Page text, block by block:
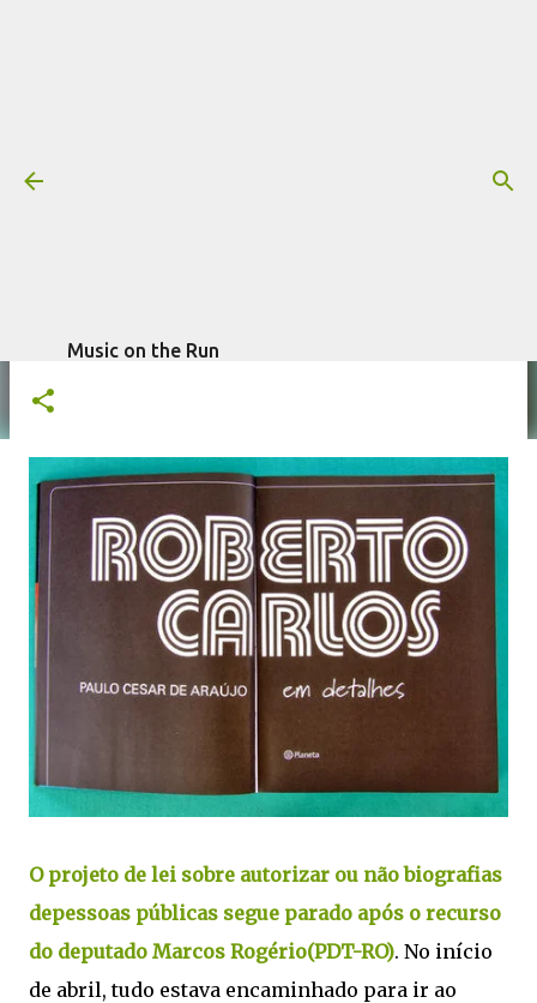
Music on the Run
Censura em detalhes
ROBERTO CARLOS escrito por
O projeto de lei sobre autorizar ou não biografias
depessoas públicas segue parado após o recurso
do deputado Marcos Rogério(PDT-RO). No início
de abril, tudo estava encaminhado para ir ao